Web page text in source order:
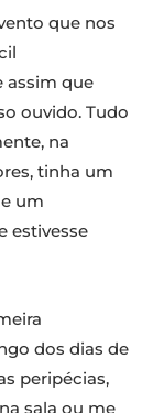
que nos
assim que
ouvido. Tudo
na
tinha um
um
estivesse
dos dias de
peripécias,
sala ou me